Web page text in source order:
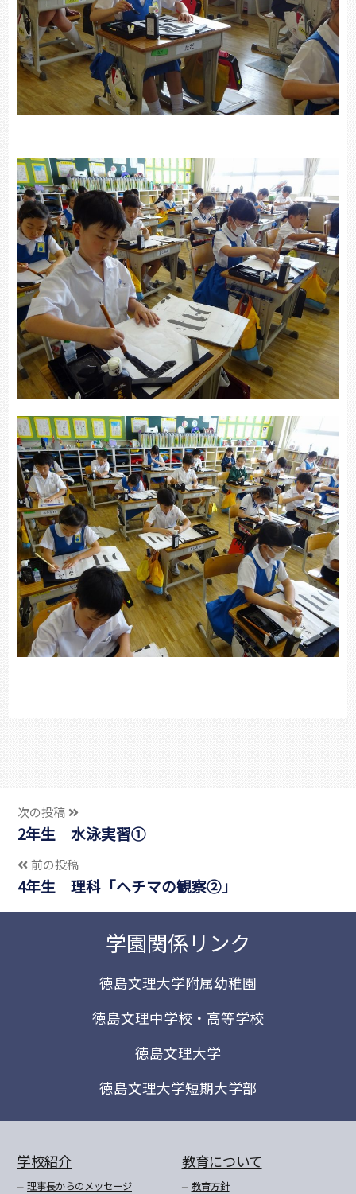
次の投稿
2年生 水泳実習①
前の投稿
4年生 理科「ヘチマの観察②」
学園関係リンク
徳島文理大学附属幼稚園
徳島文理中学校・高等学校
徳島文理大学
徳島文理大学短期大学部
学校紹介
理事長からのメッセージ
教育について
教育方針